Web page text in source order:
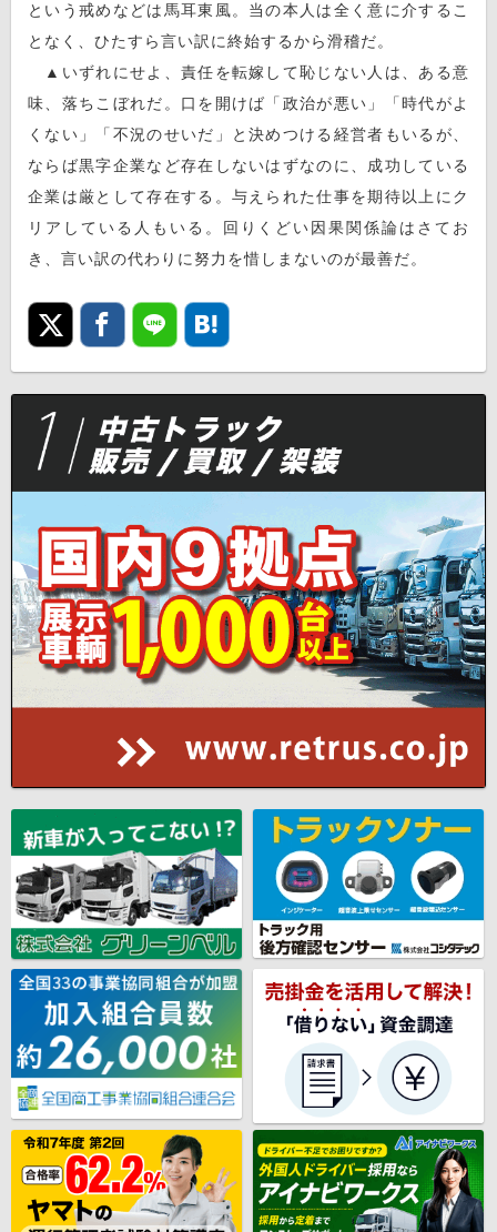
という戒めなどは馬耳東風。当の本人は全く意に介するこ
となく、ひたすら言い訳に終始するから滑稽だ。
▲いずれにせよ、責任を転嫁して恥じない人は、ある意
味、落ちこぼれだ。口を開けば「政治が悪い」「時代がよ
くない」「不況のせいだ」と決めつける経営者もいるが、
ならば黒字企業など存在しないはずなのに、成功している
企業は厳として存在する。与えられた仕事を期待以上にク
リアしている人もいる。回りくどい因果関係論はさてお
き、言い訳の代わりに努力を惜しまないのが最善だ。